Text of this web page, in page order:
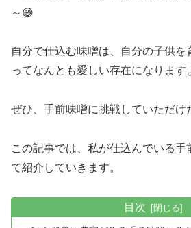
～😄
自分で仕込む味噌は、自分の子供を
ってなんとも愛しい存在になります
ぜひ、手前味噌に挑戦していただけ
この記事では、私が仕込んでいる手
て紹介していきます。
目次